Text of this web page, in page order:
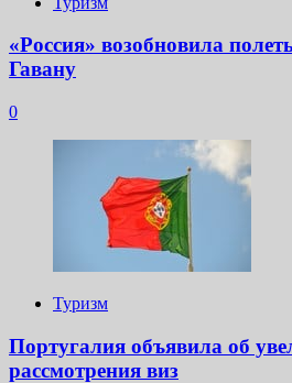
«Россия» возобновила
Гавану
0
Туризм
Португалия объявила об
рассмотрения виз